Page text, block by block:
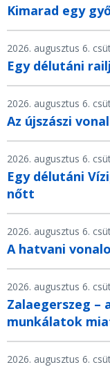
Kimarad egy
2026. augusztus 6.
Egy délutáni
2026. augusztus 6.
Az újszászi
2026. augusztus 6.
Egy délutáni
nőtt
2026. augusztus 6.
A hatvani
2026. augusztus 6.
Zalaegerszeg –
munkálatok
2026. augusztus 6.